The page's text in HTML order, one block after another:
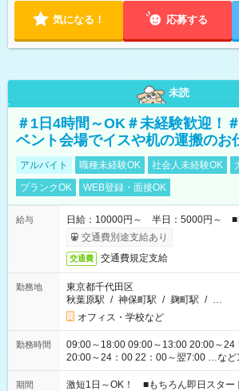
気になる！ 応募する
未読
＃1日4時間～OK＃未経験歓迎！
ベント会場でイスや机の運搬のお
アルバイト 職種未経験OK 社会人未経験OK
ブランクOK
WEB登録・面接OK
給与
日給：10000円～ 半日：5000円～ ■
交通費別途支給あり
交通費 交通費規定支給
勤務地
東京都千代田区
秋葉原駅 / 神保町駅 / 麹町駅 / …
オフィス・学校など
勤務時間
09:00～18:00 09:00～13:00 20:00～24
20:00～24：00 22：00～翌7:00 …など1日4
シフトもございます！ お気軽にご相談
期間
激短1日～OK！ ■もちろん即日スタ